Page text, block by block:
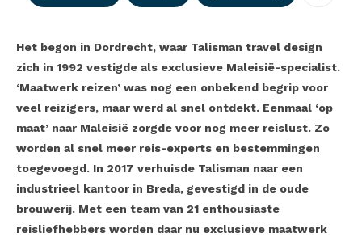
Het begon in Dordrecht, waar Talisman travel design
zich in 1992 vestigde als exclusieve Maleisië-specialist.
‘Maatwerk reizen’ was nog een onbekend begrip voor
veel reizigers, maar werd al snel ontdekt. Eenmaal ‘op
maat’ naar Maleisië zorgde voor nog meer reislust. Zo
worden al snel meer reis-experts en bestemmingen
toegevoegd. In 2017 verhuisde Talisman naar een
industrieel kantoor in Breda, gevestigd in de oude
brouwerij. Met een team van 21 enthousiaste
reisliefhebbers worden daar nu exclusieve maatwerk